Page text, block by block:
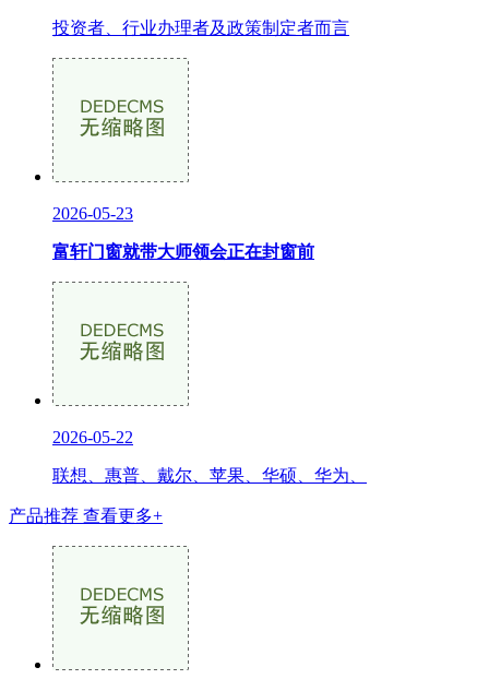
投资者、行业办理者及政策制定者而言
2026-05-23
富轩门窗就带大师领会正在封窗前
2026-05-22
联想、惠普、戴尔、苹果、华硕、华为、
产品推荐 查看更多+